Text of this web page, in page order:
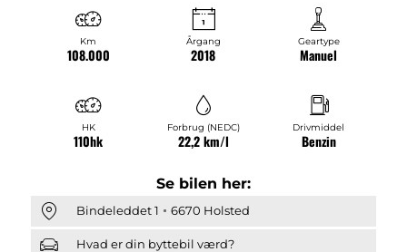
Km
108.000
Årgang
2018
Geartype
Manuel
HK
110hk
Forbrug (NEDC)
22,2 km/l
Drivmiddel
Benzin
Se bilen her:
Bindeleddet 1 6670 Holsted
Hvad er din byttebil værd?